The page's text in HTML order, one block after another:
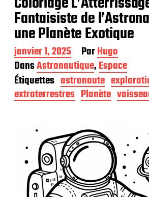
Fantaisiste de
une Planète Exotique
D
a
t
e
d
e
janvier 1, 2025 ParHugo
DansAstronautique,Espace
Étiquettes astronaute
extraterrestres Planète